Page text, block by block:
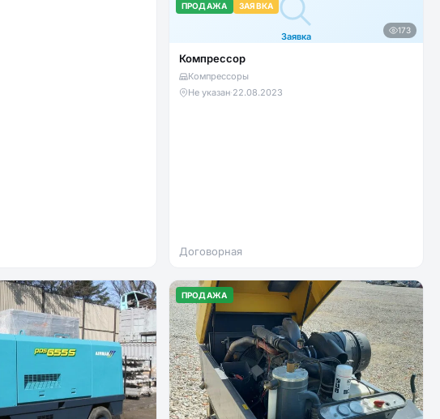
Заявка
ПРОДАЖА ЗАЯВКА
173
Компрессор
Компрессоры
Не указан·22.08.2023
Договорная
ПРОДАЖА